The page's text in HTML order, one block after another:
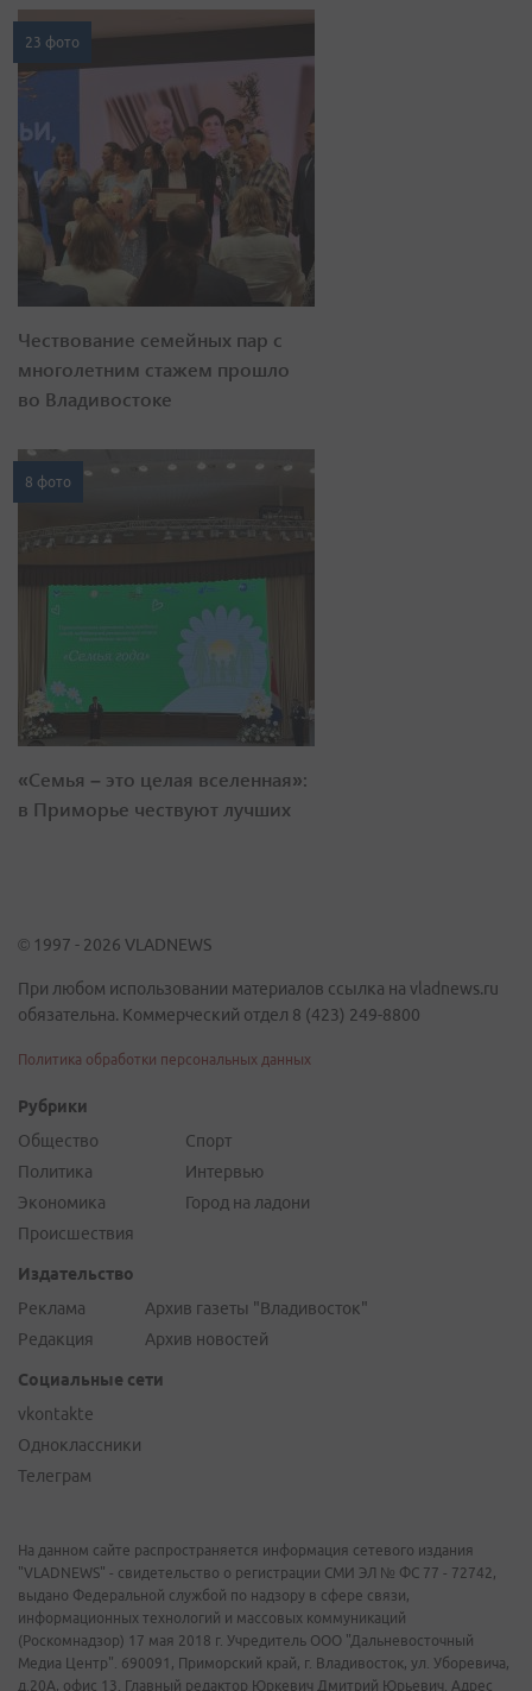
23 фото
Чествование семейных пар с
многолетним стажем прошло
во Владивостоке
8 фото
«Семья – это целая вселенная»:
в Приморье чествуют лучших
© 1997 - 2026 VLADNEWS
При любом использовании материалов ссылка на vladnews.ru
обязательна. Коммерческий отдел 8 (423) 249-8800
Политика обработки персональных данных
Рубрики
Общество
Политика
Экономика
Происшествия
Спорт
Интервью
Город на ладони
Издательство
Реклама
Редакция
Архив газеты "Владивосток"
Архив новостей
Социальные сети
vkontakte
Одноклассники
Телеграм
На данном сайте распространяется информация сетевого издания
"VLADNEWS" - свидетельство о регистрации СМИ ЭЛ № ФС 77 - 72742,
выдано Федеральной службой по надзору в сфере связи,
информационных технологий и массовых коммуникаций
(Роскомнадзор) 17 мая 2018 г. Учредитель ООО "Дальневосточный
Медиа Центр". 690091, Приморский край, г. Владивосток, ул. Уборевича,
д.20А, офис 13. Главный редактор Юркевич Дмитрий Юрьевич. Адрес